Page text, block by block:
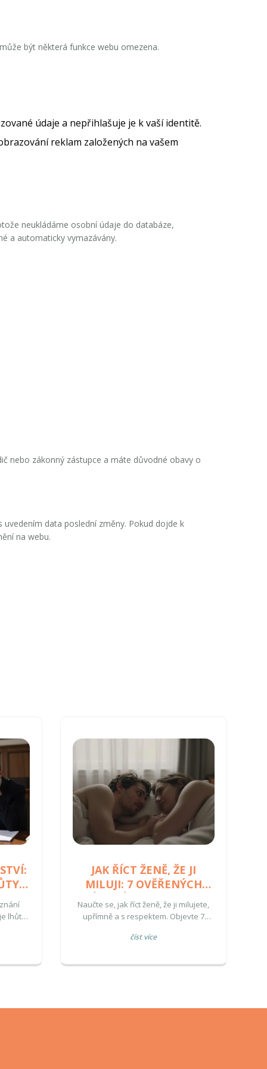
být některá funkce webu omezena.
údaje a nepřihlašuje je k vaší identitě.
reklam založených na vašem
neukládáme osobní údaje do databáze,
a automaticky vymazávány.
nebo zákonný zástupce a máte důvodné obavy o
data poslední změny. Pokud dojde k
na webu.
A
lhůty,
JAK ŘÍCT ŽENĚ, ŽE JI
MILUJI: 7 OVĚŘENÝCH
ZPŮSOBŮ PRO UPŘÍMNÉ
VYJÁDŘENÍ
Naučte se, jak říct ženě, že ji milujete,
upřímně a s respektem. Objevte 7
čas a slova pro vaše vyznání lásky.
číst více